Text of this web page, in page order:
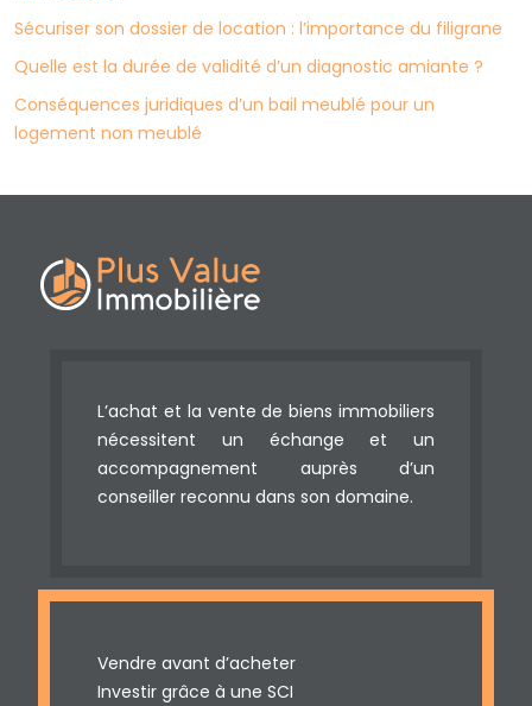
Sécuriser son dossier de location : l’importance du filigrane
Quelle est la durée de validité d’un diagnostic amiante ?
Conséquences juridiques d’un bail meublé pour un
logement non meublé
L’achat et la vente de biens immobiliers
nécessitent un échange et un
accompagnement auprès d’un
conseiller reconnu dans son domaine.
Vendre avant d’acheter
Investir grâce à une SCI